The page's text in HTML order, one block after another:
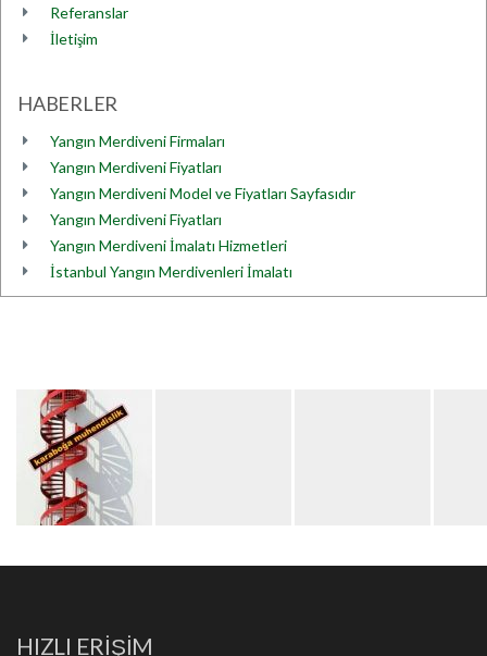
Referanslar
İletişim
HABERLER
Yangın Merdiveni Firmaları
Yangın Merdiveni Fiyatları
Yangın Merdiveni Model ve Fiyatları Sayfasıdır
Yangın Merdiveni Fiyatları
Yangın Merdiveni İmalatı Hizmetleri
İstanbul Yangın Merdivenleri İmalatı
HIZLI ERİŞİM